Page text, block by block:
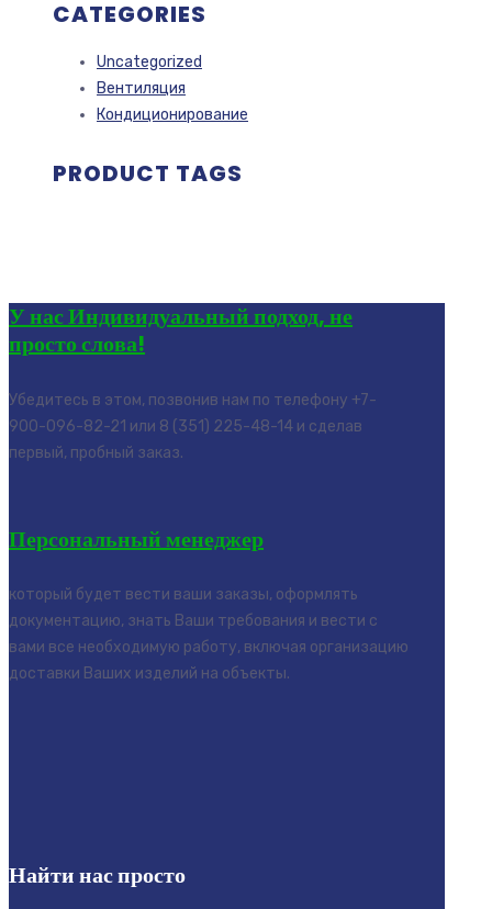
CATEGORIES
Uncategorized
Вентиляция
Кондиционирование
PRODUCT TAGS
У нас Индивидуальный подход, не
просто слова!
Убедитесь в этом, позвонив нам по телефону +7-
900-096-82-21 или 8 (351) 225-48-14 и сделав
первый, пробный заказ.
Персональный менеджер
который будет вести ваши заказы, оформлять
документацию, знать Ваши требования и вести с
вами все необходимую работу, включая организацию
доставки Ваших изделий на объекты.
Найти нас просто